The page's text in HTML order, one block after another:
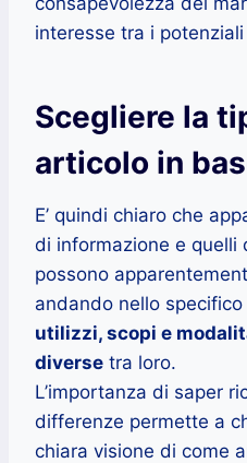
interesse tra i
Scegliere la
articolo in
E’ quindi chiaro che
di informazione e quelli
possono
andando nello
utilizzi, scopi e
diverse tra loro.
L’importanza di saper
differenze permette a
chiara visione di come